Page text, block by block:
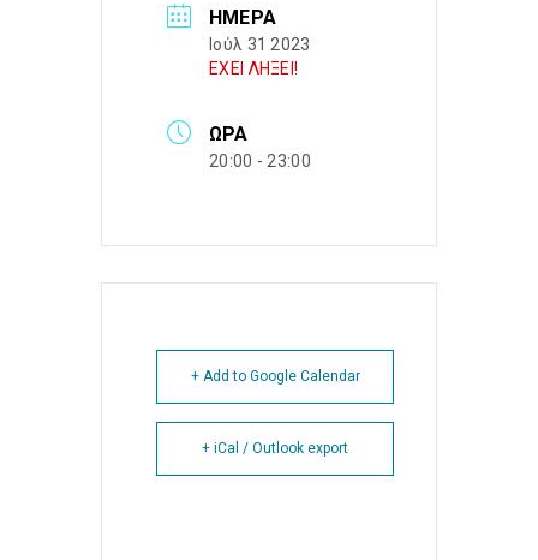
ΗΜΈΡΑ
Ιούλ 31 2023
ΕΧΕΙ ΛΗΞΕΙ!
ΏΡΑ
20:00 - 23:00
+ Add to Google Calendar
+ iCal / Outlook export